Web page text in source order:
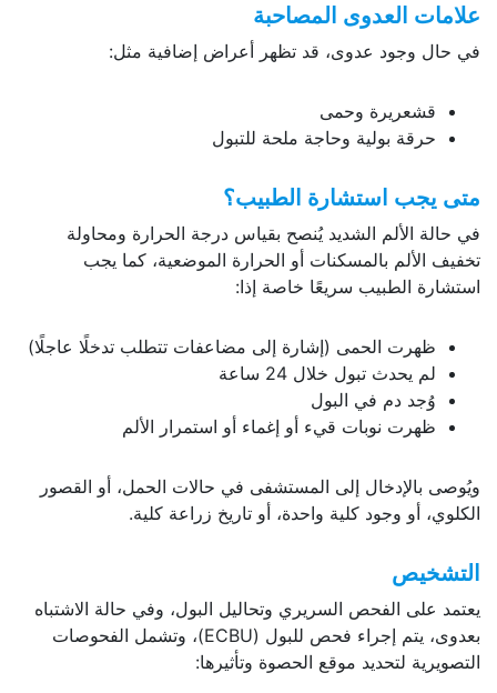
علامات العدوى المصاحبة
في حال وجود عدوى، قد تظهر أعراض إضافية مثل:
قشعريرة وحمى
حرقة بولية وحاجة ملحة للتبول
متى يجب استشارة الطبيب؟
في حالة الألم الشديد يُنصح بقياس درجة الحرارة ومحاولة
تخفيف الألم بالمسكنات أو الحرارة الموضعية، كما يجب
استشارة الطبيب سريعًا خاصة إذا:
ظهرت الحمى (إشارة إلى مضاعفات تتطلب تدخلًا عاجلًا)
لم يحدث تبول خلال 24 ساعة
وُجد دم في البول
ظهرت نوبات قيء أو إغماء أو استمرار الألم
ويُوصى بالإدخال إلى المستشفى في حالات الحمل، أو القصور
الكلوي، أو وجود كلية واحدة، أو تاريخ زراعة كلية.
التشخيص
يعتمد على الفحص السريري وتحاليل البول، وفي حالة الاشتباه
بعدوى، يتم إجراء فحص للبول (ECBU)، وتشمل الفحوصات
التصويرية لتحديد موقع الحصوة وتأثيرها: